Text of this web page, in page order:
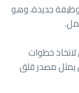
لشهر أبريل إضافة 115 ألف وظيفة جديدة، وهو
لاتخاذ خطوات
يمثل مصدر قلق